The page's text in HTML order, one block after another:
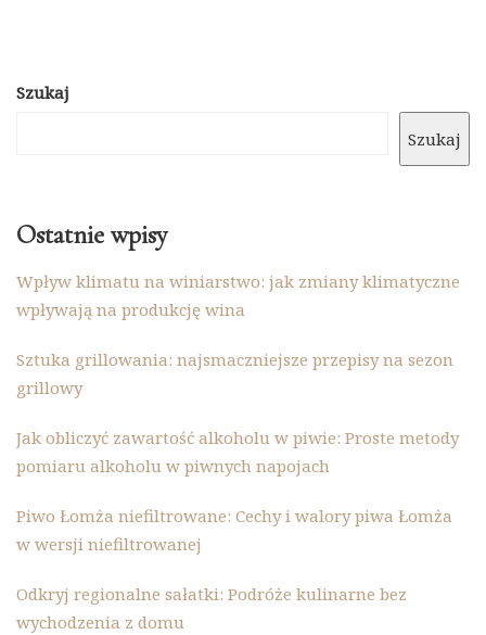
Szukaj
Szukaj
Ostatnie wpisy
Wpływ klimatu na winiarstwo: jak zmiany klimatyczne
wpływają na produkcję wina
Sztuka grillowania: najsmaczniejsze przepisy na sezon
grillowy
Jak obliczyć zawartość alkoholu w piwie: Proste metody
pomiaru alkoholu w piwnych napojach
Piwo Łomża niefiltrowane: Cechy i walory piwa Łomża
w wersji niefiltrowanej
Odkryj regionalne sałatki: Podróże kulinarne bez
wychodzenia z domu